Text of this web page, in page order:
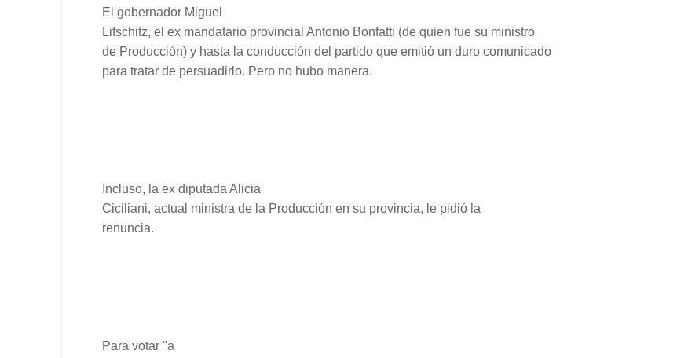
El gobernador Miguel
Lifschitz, el ex mandatario provincial Antonio Bonfatti (de quien fue su ministro
de Producción) y hasta la conducción del partido que emitió un duro comunicado
para tratar de persuadirlo. Pero no hubo manera.
Incluso, la ex diputada Alicia
Ciciliani, actual ministra de la Producción en su provincia, le pidió la
renuncia.
Para votar "a